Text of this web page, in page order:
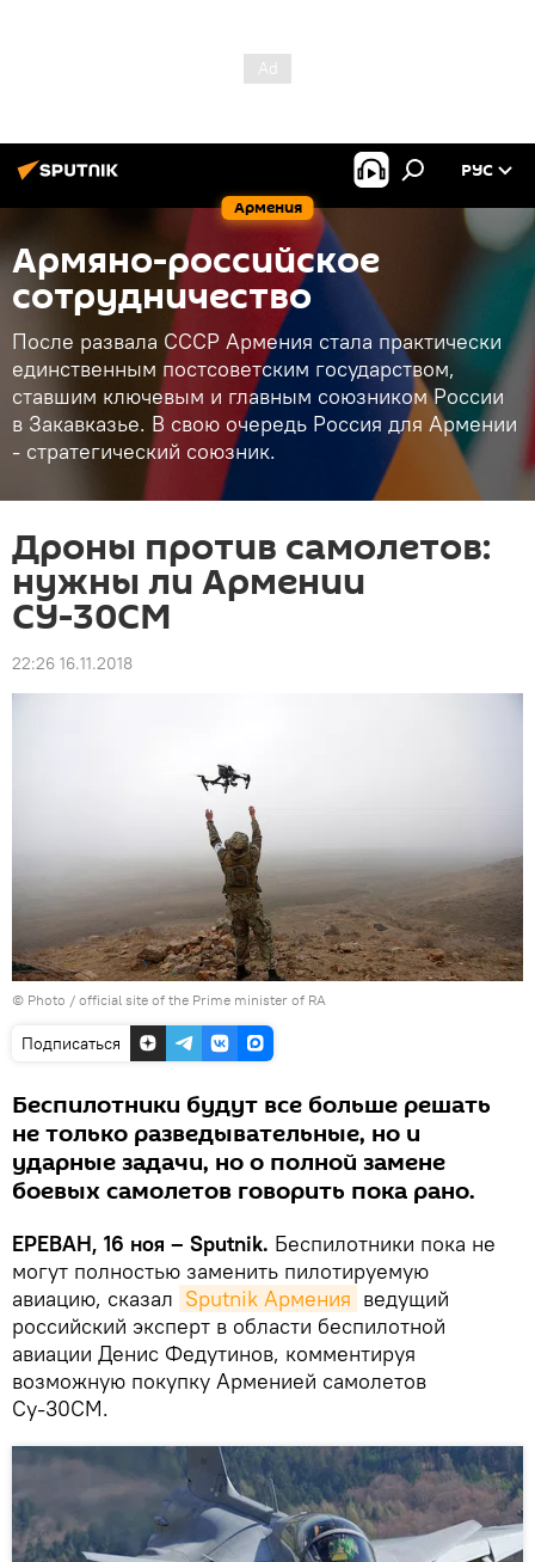
Армения
РУС
Армяно-российское
сотрудничество
После развала СССР Армения стала практически
единственным постсоветским государством,
ставшим ключевым и главным союзником России
в Закавказье. В свою очередь Россия для Армении
- стратегический союзник.
Дроны против самолетов:
нужны ли Армении
СУ-30СМ
22:26 16.11.2018
© Photo / official site of the Prime minister of RA
Подписаться
Беспилотники будут все больше решать
не только разведывательные, но и
ударные задачи, но о полной замене
боевых самолетов говорить пока рано.
ЕРЕВАН, 16 ноя – Sputnik. Беспилотники пока не
могут полностью заменить пилотируемую
авиацию, сказал Sputnik Армения ведущий
российский эксперт в области беспилотной
авиации Денис Федутинов, комментируя
возможную покупку Арменией самолетов
Су-30СМ.